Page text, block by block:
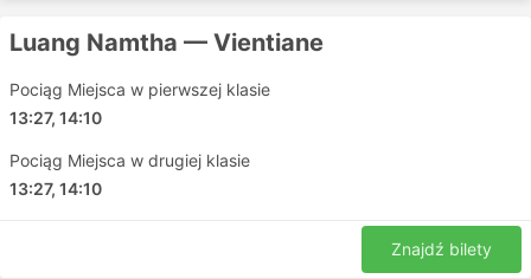
Luang Namtha — Vientiane
Pociąg Miejsca w pierwszej klasie
13:27, 14:10
Pociąg Miejsca w drugiej klasie
13:27, 14:10
Znajdź bilety